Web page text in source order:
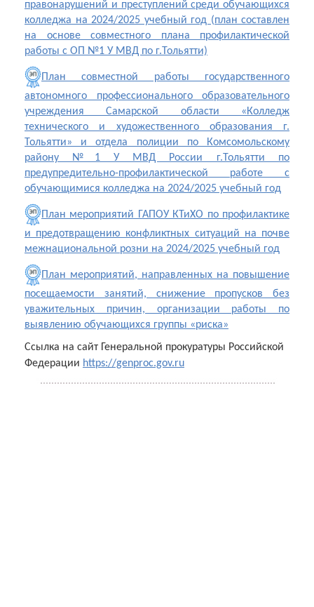
правонарушений и преступлений среди обучающихся
колледжа на 2024/2025 учебный год (план составлен
на основе совместного плана профилактической
работы с ОП №1 У МВД по г.Тольятти)
План совместной работы государственного
автономного профессионального образовательного
учреждения Самарской области «Колледж
технического и художественного образования г.
Тольятти» и отдела полиции по Комсомольскому
району №1 У МВД России г.Тольятти по
предупредительно-профилактической работе с
обучающимися колледжа на 2024/2025 учебный год
План мероприятий ГАПОУ КТиХО по профилактике
и предотвращению конфликтных ситуаций на почве
межнациональной розни на 2024/2025 учебный год
План мероприятий, направленных на повышение
посещаемости занятий, снижение пропусков без
уважительных причин, организации работы по
выявлению обучающихся группы «риска»
Ссылка на сайт Генеральной прокуратуры Российской
Федерации https://genproc.gov.ru